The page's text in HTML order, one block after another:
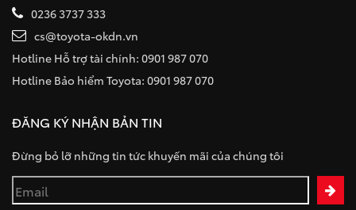
0236 3737 333
cs@toyota-okdn.vn
Hotline Hỗ trợ tài chính: 0901 987 070
Hotline Bảo hiểm Toyota: 0901 987 070
ĐĂNG KÝ NHẬN BẢN TIN
Đừng bỏ lỡ những tin tức khuyến mãi của chúng tôi